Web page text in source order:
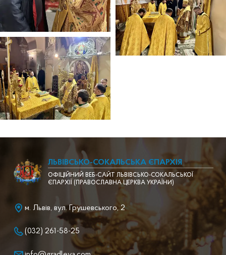
ЛЬВІВСЬКО-СОКАЛЬСЬКА ЄПАРХІЯ
ОФІЦІЙНИЙ ВЕБ-САЙТ ЛЬВІВСЬКО-СОКАЛЬСЬКОЇ
ЄПАРХІЇ (ПРАВОСЛАВНА ЦЕРКВА УКРАЇНИ)
м. Львів, вул. Грушевського, 2
(032) 261-58-25